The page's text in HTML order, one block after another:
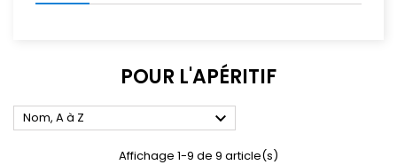
POUR L'APÉRITIF
Nom, A à Z 
Affichage 1-9 de 9 article(s)